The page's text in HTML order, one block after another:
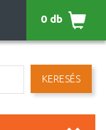
KERESÉS
0 db